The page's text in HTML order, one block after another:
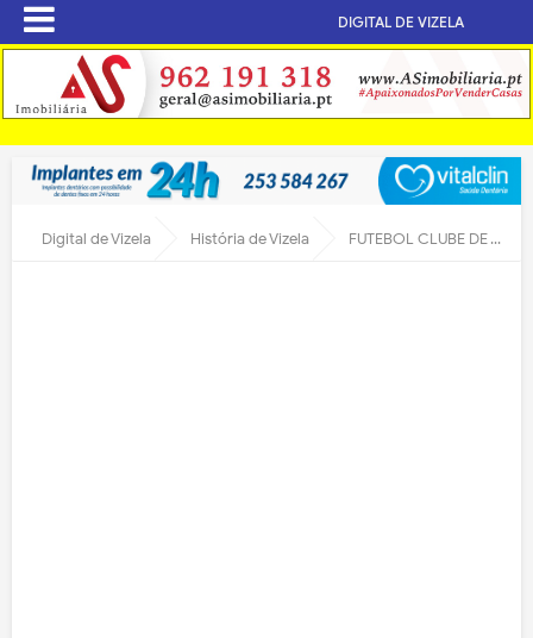
DIGITAL DE VIZELA
Digital de Vizela História de Vizela FUTEBOL CLUBE DE VIZELA